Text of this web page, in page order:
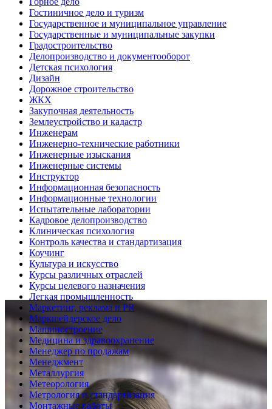
Гостиничное дело и туризм
Государственное и муниципальное управление
Государственные и муниципальные закупки
Градостроительство
Делопроизводство и документооборот
Детская психология
Дизайн
Дорожное строительство
ЖКХ
Закупочная деятельность
Землеустройство и кадастр
Инженерам
Инженерно-технические работники
Инженерные изыскания
Инженерные системы
Инструктор
Информационная безопасность
Информационные технологии
Испытательные лаборатории
Кадровое делопроизводство
Клиническая психология
Контроль качества и стандартизация
Коучинг
Культура и искусство
Курсы различных отраслей
Курсы целевого назначения
Легкая промышленность
Маркетинг, реклама и PR
Маркшейдерское дело
Машиностроение
Медицина и здравоохранение
Менеджер по продажам
Менеджмент
Металлургия
Метеорология
Метрология и стандартизация
Монтажные работы